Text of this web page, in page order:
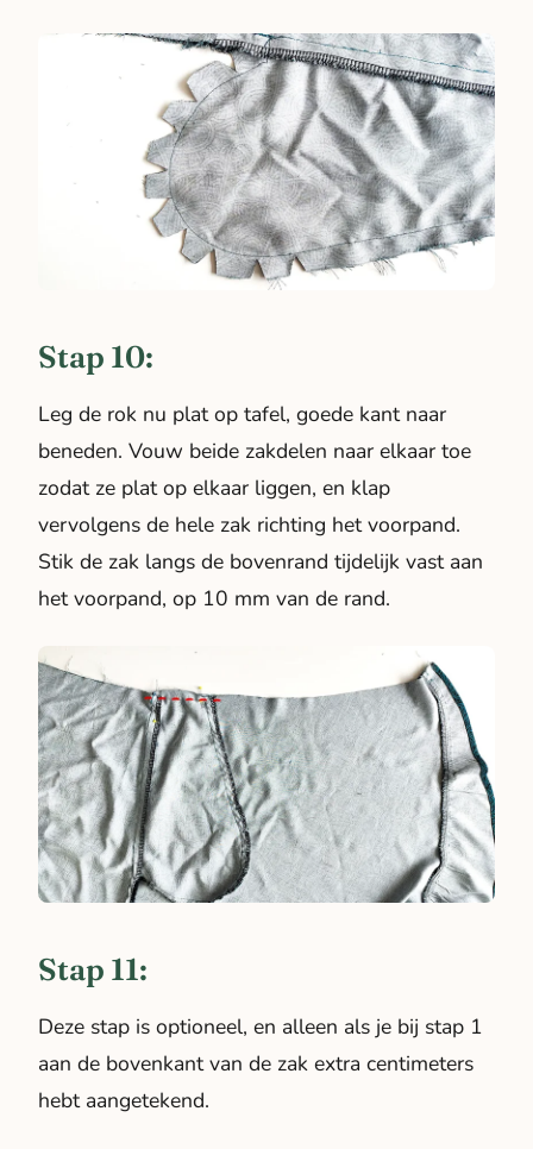
Stap 10:
Leg de rok nu plat op tafel, goede kant naar
beneden. Vouw beide zakdelen naar elkaar toe
zodat ze plat op elkaar liggen, en klap
vervolgens de hele zak richting het voorpand.
Stik de zak langs de bovenrand tijdelijk vast aan
het voorpand, op 10 mm van de rand.
Stap 11:
Deze stap is optioneel, en alleen als je bij stap 1
aan de bovenkant van de zak extra centimeters
hebt aangetekend.